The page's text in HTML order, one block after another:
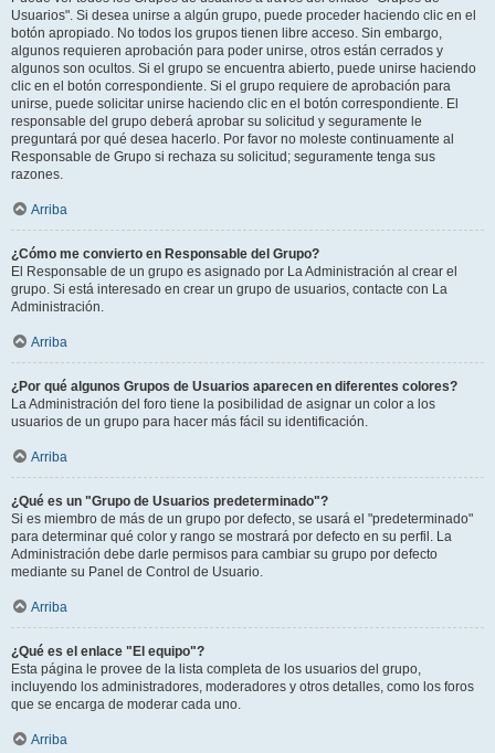
Usuarios". Si desea unirse a algún grupo, puede proceder haciendo clic en el
botón apropiado. No todos los grupos tienen libre acceso. Sin embargo,
algunos requieren aprobación para poder unirse, otros están cerrados y
algunos son ocultos. Si el grupo se encuentra abierto, puede unirse haciendo
clic en el botón correspondiente. Si el grupo requiere de aprobación para
unirse, puede solicitar unirse haciendo clic en el botón correspondiente. El
responsable del grupo deberá aprobar su solicitud y seguramente le
preguntará por qué desea hacerlo. Por favor no moleste continuamente al
Responsable de Grupo si rechaza su solicitud; seguramente tenga sus
razones.
Arriba
¿Cómo me convierto en Responsable del Grupo?
El Responsable de un grupo es asignado por La Administración al crear el
grupo. Si está interesado en crear un grupo de usuarios, contacte con La
Administración.
Arriba
¿Por qué algunos Grupos de Usuarios aparecen en diferentes colores?
La Administración del foro tiene la posibilidad de asignar un color a los
usuarios de un grupo para hacer más fácil su identificación.
Arriba
¿Qué es un "Grupo de Usuarios predeterminado"?
Si es miembro de más de un grupo por defecto, se usará el "predeterminado"
para determinar qué color y rango se mostrará por defecto en su perfil. La
Administración debe darle permisos para cambiar su grupo por defecto
mediante su Panel de Control de Usuario.
Arriba
¿Qué es el enlace "El equipo"?
Esta página le provee de la lista completa de los usuarios del grupo,
incluyendo los administradores, moderadores y otros detalles, como los foros
que se encarga de moderar cada uno.
Arriba